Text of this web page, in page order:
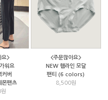
요>
워요
커버
몬팬츠
<주문많아요>
NEW 햄라인 모달
팬티 (6 colors)
8,500원